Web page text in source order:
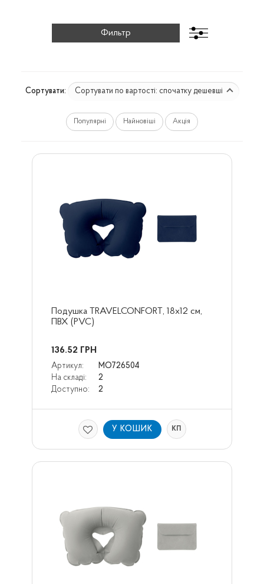
Сортувати: Сортувати по вартості: спочатку дешевші
Популярні Найновіші Акція
Подушка TRAVELCONFORT, 18x12 см,
ПВХ (PVC)
136.52 ГРН
Артикул:
MO726504
На складі:
2
Доступно:
2
У КОШИК КП